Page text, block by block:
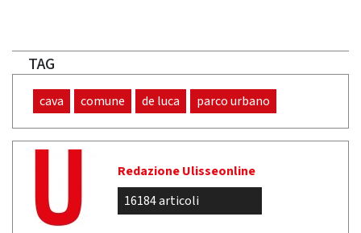
TAG
cava comune de luca parco urbano
Redazione Ulisseonline
16184 articoli